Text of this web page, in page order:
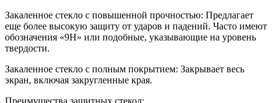
Закаленное стекло с повышенной прочностью: Предлагает
еще более высокую защиту от ударов и падений. Часто имеют
обозначения «9H» или подобные, указывающие на уровень
твердости.
Закаленное стекло с полным покрытием: Закрывает весь
экран, включая закругленные края.
Преимущества защитных стекол: